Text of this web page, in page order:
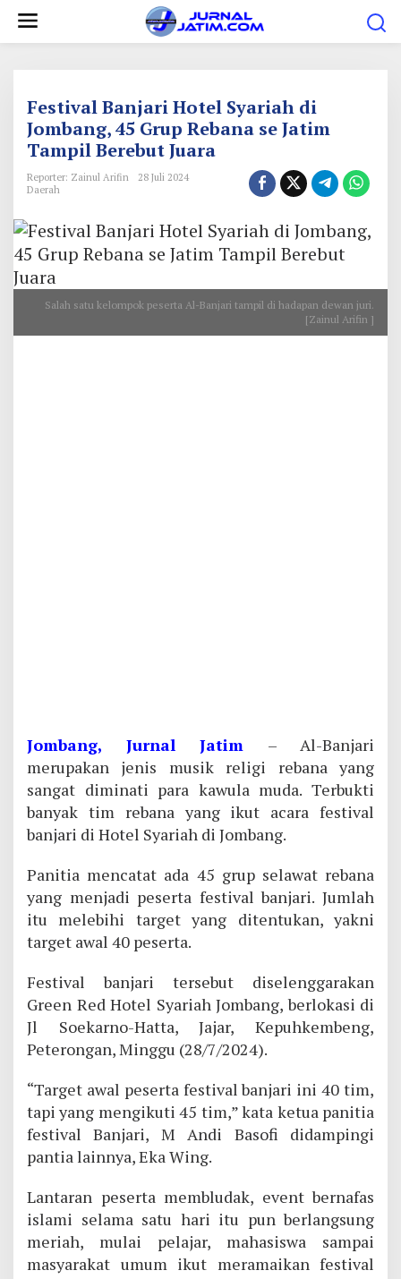
Festival Banjari Hotel Syariah di
Jombang, 45 Grup Rebana se Jatim
Tampil Berebut Juara
Reporter: Zainul Arifin
28 Juli 2024
Daerah
Salah satu kelompok peserta Al-Banjari tampil di hadapan dewan juri.
[Zainul Arifin ]
Jombang, Jurnal Jatim
– Al-Banjari
merupakan jenis musik religi rebana yang
sangat diminati para kawula muda. Terbukti
banyak tim rebana yang ikut acara festival
banjari di Hotel Syariah di Jombang.
Panitia mencatat ada 45 grup selawat rebana
yang menjadi peserta festival banjari. Jumlah
itu melebihi target yang ditentukan, yakni
target awal 40 peserta.
Festival banjari tersebut diselenggarakan
Green Red Hotel Syariah Jombang, berlokasi di
Jl Soekarno-Hatta, Jajar, Kepuhkembeng,
Peterongan, Minggu (28/7/2024).
“Target awal peserta festival banjari ini 40 tim,
tapi yang mengikuti 45 tim,” kata ketua panitia
festival Banjari, M Andi Basofi didampingi
pantia lainnya, Eka Wing.
Lantaran peserta membludak, event bernafas
islami selama satu hari itu pun berlangsung
meriah, mulai pelajar, mahasiswa sampai
masyarakat umum ikut meramaikan festival